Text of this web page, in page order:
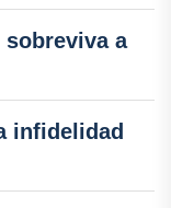
a
infidelidad